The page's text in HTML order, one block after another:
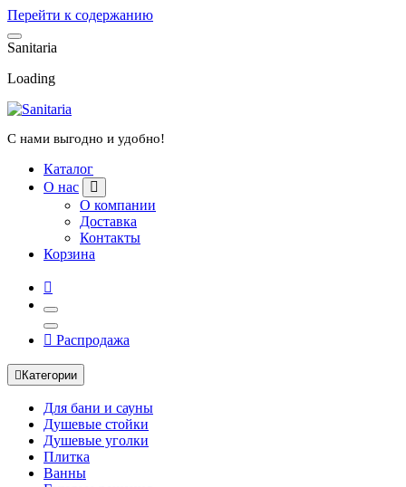
Перейти к содержанию
Sanitaria
Loading
С нами выгодно и удобно!
Каталог
О нас
О компании
Доставка
Контакты
Корзина
Распродажа
Категории
Для бани и сауны
Душевые стойки
Душевые уголки
Плитка
Ванны